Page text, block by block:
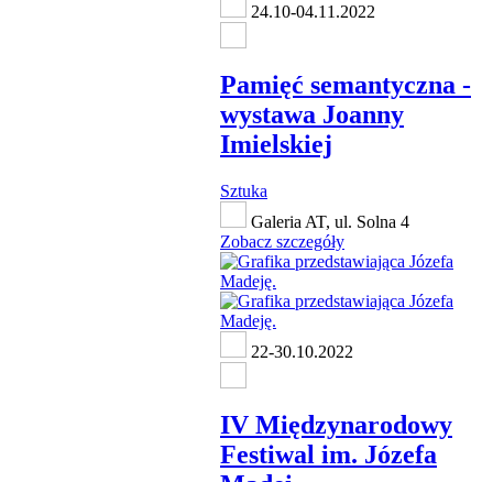
24.10-04.11.2022
Pamięć semantyczna -
wystawa Joanny
Imielskiej
Sztuka
Galeria AT, ul. Solna 4
Zobacz szczegóły
22-30.10.2022
IV Międzynarodowy
Festiwal im. Józefa